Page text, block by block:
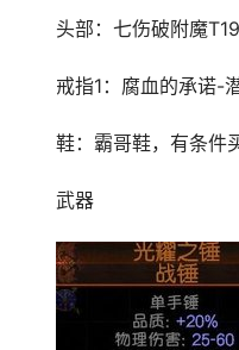
头部：七伤破附魔
戒指1：腐血的承诺-
鞋：霸哥鞋，有条件
武器